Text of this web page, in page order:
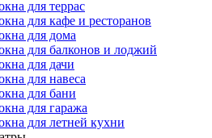
для террас
для кафе и ресторанов
для дома
для балконов и лоджий
для дачи
для навеса
для бани
для гаража
для летней кухни